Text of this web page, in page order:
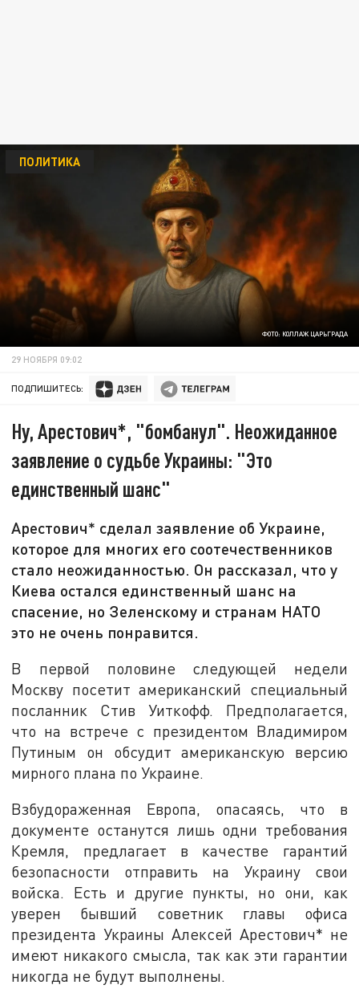
ФОТО: КОЛЛАЖ ЦАРЬГРАДА
ПОЛИТИКА
29 НОЯБРЯ 09:02
ПОДПИШИТЕСЬ:
Ну, Арестович*, "бомбанул". Неожиданное
заявление о судьбе Украины: "Это
единственный шанс"
Арестович* сделал заявление об Украине,
которое для многих его соотечественников
стало неожиданностью. Он рассказал, что у
Киева остался единственный шанс на
спасение, но Зеленскому и странам НАТО
это не очень понравится.
В первой половине следующей недели
Москву посетит американский специальный
посланник Стив Уиткофф. Предполагается,
что на встрече с президентом Владимиром
Путиным он обсудит американскую версию
мирного плана по Украине.
Взбудораженная Европа, опасаясь, что в
документе останутся лишь одни требования
Кремля, предлагает в качестве гарантий
безопасности отправить на Украину свои
войска. Есть и другие пункты, но они, как
уверен бывший советник главы офиса
президента Украины Алексей Арестович* не
имеют никакого смысла, так как эти гарантии
никогда не будут выполнены.